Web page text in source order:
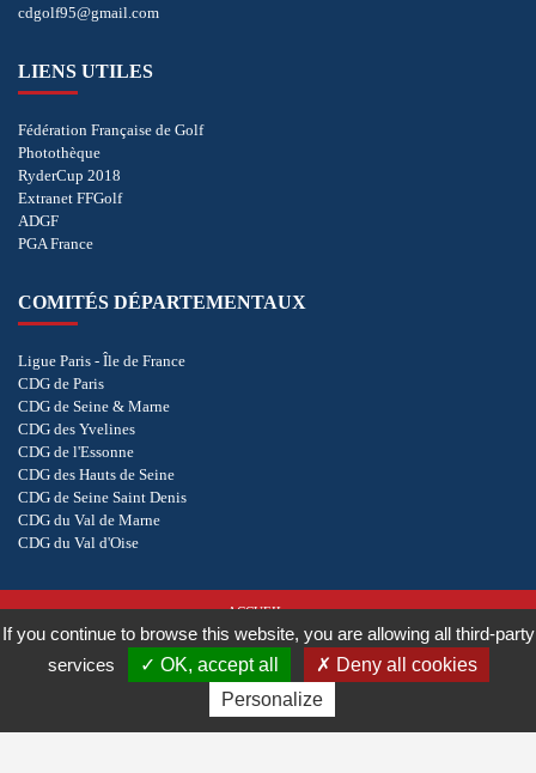
cdgolf95@gmail.com
LIENS UTILES
Fédération Française de Golf
Photothèque
RyderCup 2018
Extranet FFGolf
ADGF
PGA France
COMITÉS DÉPARTEMENTAUX
Ligue Paris - Île de France
CDG de Paris
CDG de Seine & Marne
CDG des Yvelines
CDG de l'Essonne
CDG des Hauts de Seine
CDG de Seine Saint Denis
CDG du Val de Marne
CDG du Val d'Oise
ACCUEIL
POLITIQUE DE CONFIDENTIALITÉ
COOKIES
Copyright © 2026 - CD de Golf du Val D'oise. Tous droits réservés.
If you continue to browse this website, you are allowing all third-party
services
OK, accept all
Deny all cookies
Personalize